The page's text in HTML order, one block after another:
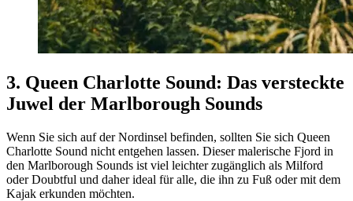
3. Queen Charlotte Sound: Das versteckte
Juwel der Marlborough Sounds
Wenn Sie sich auf der Nordinsel befinden, sollten Sie sich Queen
Charlotte Sound nicht entgehen lassen. Dieser malerische Fjord in
den Marlborough Sounds ist viel leichter zugänglich als Milford
oder Doubtful und daher ideal für alle, die ihn zu Fuß oder mit dem
Kajak erkunden möchten.